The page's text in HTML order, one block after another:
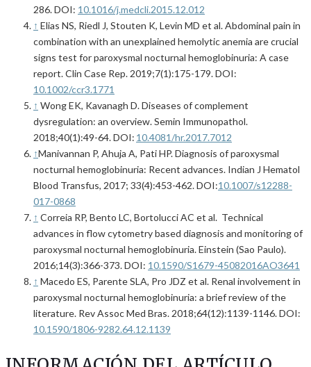
286. DOI: 10.1016/j.medcli.2015.12.012
↑ Elias NS, Riedl J, Stouten K, Levin MD et al. Abdominal pain in
combination with an unexplained hemolytic anemia are crucial
signs test for paroxysmal nocturnal hemoglobinuria: A case
report. Clin Case Rep. 2019;7(1):175-179. DOI:
10.1002/ccr3.1771
↑ Wong EK, Kavanagh D. Diseases of complement
dysregulation: an overview. Semin Immunopathol.
2018;40(1):49-64. DOI: 10.4081/hr.2017.7012
↑Manivannan P, Ahuja A, Pati HP. Diagnosis of paroxysmal
nocturnal hemoglobinuria: Recent advances. Indian J Hematol
Blood Transfus, 2017; 33(4):453-462. DOI:10.1007/s12288-
017-0868
↑ Correia RP, Bento LC, Bortolucci AC et al. Technical
advances in flow cytometry based diagnosis and monitoring of
paroxysmal nocturnal hemoglobinuria. Einstein (Sao Paulo).
2016;14(3):366-373. DOI: 10.1590/S1679-45082016AO3641
↑ Macedo ES, Parente SLA, Pro JDZ et al. Renal involvement in
paroxysmal nocturnal hemoglobinuria: a brief review of the
literature. Rev Assoc Med Bras. 2018;64(12):1139-1146. DOI:
10.1590/1806-9282.64.12.1139